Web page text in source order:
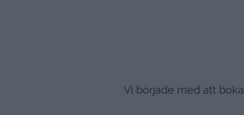
Vi började med att boka